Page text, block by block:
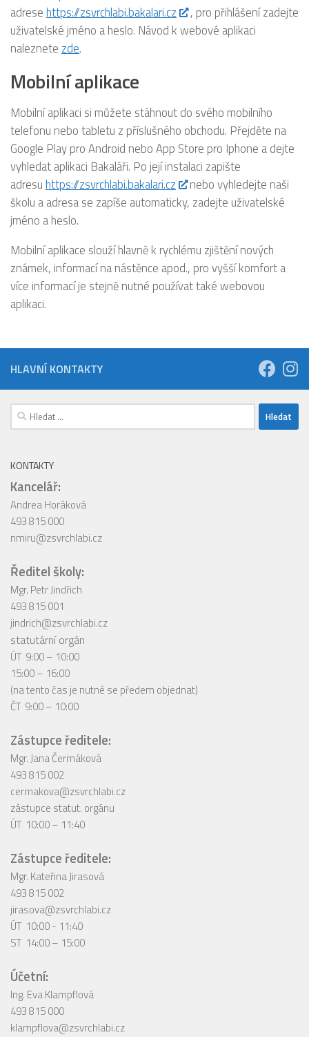
adrese https://zsvrchlabi.bakalari.cz
, pro přihlášení zadejte
uživatelské jméno a heslo. Návod k webové aplikaci
naleznete zde.
Mobilní aplikace
Mobilní aplikaci si můžete stáhnout do svého mobilního
telefonu nebo tabletu z příslušného obchodu. Přejděte na
Google Play pro Android nebo App Store pro Iphone a dejte
vyhledat aplikaci Bakaláři. Po její instalaci zapište
adresu https://zsvrchlabi.bakalari.cz
nebo vyhledejte naši
školu a adresa se zapíše automaticky, zadejte uživatelské
jméno a heslo.
Mobilní aplikace slouží hlavně k rychlému zjištění nových
známek, informací na nástěnce apod., pro vyšší komfort a
více informací je stejně nutné používat také webovou
aplikaci.
HLAVNÍ KONTAKTY
Vyhledávání
KONTAKTY
Kancelář:
Andrea Horáková
493 815 000
nmiru@zsvrchlabi.cz
Ředitel školy:
Mgr. Petr Jindřich
493 815 001
jindrich@zsvrchlabi.cz
statutární orgán
ÚT 9:00 – 10:00
15:00 – 16:00
(na tento čas je nutné se předem objednat)
ČT 9:00 – 10:00
Zástupce ředitele:
Mgr. Jana Čermáková
493 815 002
cermakova@zsvrchlabi.cz
zástupce statut. orgánu
ÚT 10:00 – 11:40
Zástupce ředitele:
Mgr. Kateřina Jirasová
493 815 002
jirasova@zsvrchlabi.cz
ÚT 10:00 - 11:40
ST 14:00 – 15:00
Účetní:
Ing. Eva Klampflová
493 815 000
klampflova@zsvrchlabi.cz